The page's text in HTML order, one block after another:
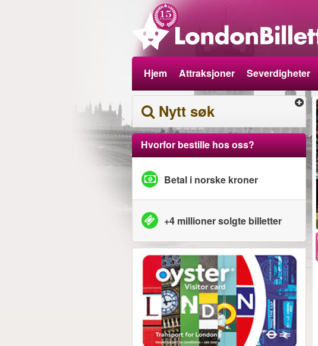
Hjem Attraksjoner Severdigheter
Nytt søk
Hvorfor bestille hos oss?
Betal i norske kroner
+4 millioner solgte billetter